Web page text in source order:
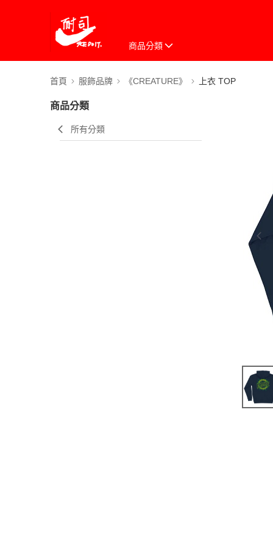
商品分類
首頁 服飾品牌 《CREATURE》 上衣 TOP
商品分類
所有分類